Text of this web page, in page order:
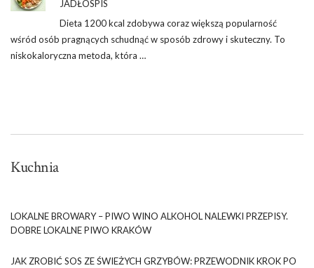
JADŁOSPIS
Dieta 1200 kcal zdobywa coraz większą popularność
wśród osób pragnących schudnąć w sposób zdrowy i skuteczny. To
niskokaloryczna metoda, która …
Kuchnia
LOKALNE BROWARY – PIWO WINO ALKOHOL NALEWKI PRZEPISY.
DOBRE LOKALNE PIWO KRAKÓW
JAK ZROBIĆ SOS ZE ŚWIEŻYCH GRZYBÓW: PRZEWODNIK KROK PO